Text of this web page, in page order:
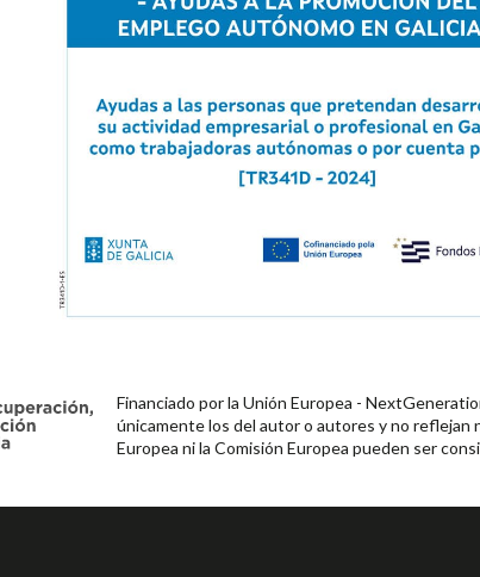
Financiado por la Unión Europea -
únicamente los del autor o autores y no reflejan
Europea ni la Comisión Europea pueden ser